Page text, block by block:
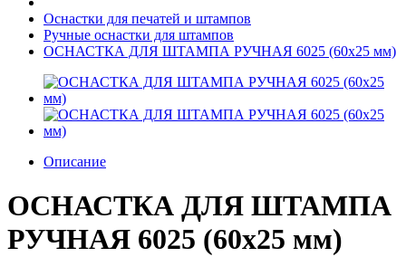
Оснастки для печатей и штампов
Ручные оснастки для штампов
ОСНАСТКА ДЛЯ ШТАМПА РУЧНАЯ 6025 (60x25 мм)
Описание
ОСНАСТКА ДЛЯ ШТАМПА
РУЧНАЯ 6025 (60x25 мм)